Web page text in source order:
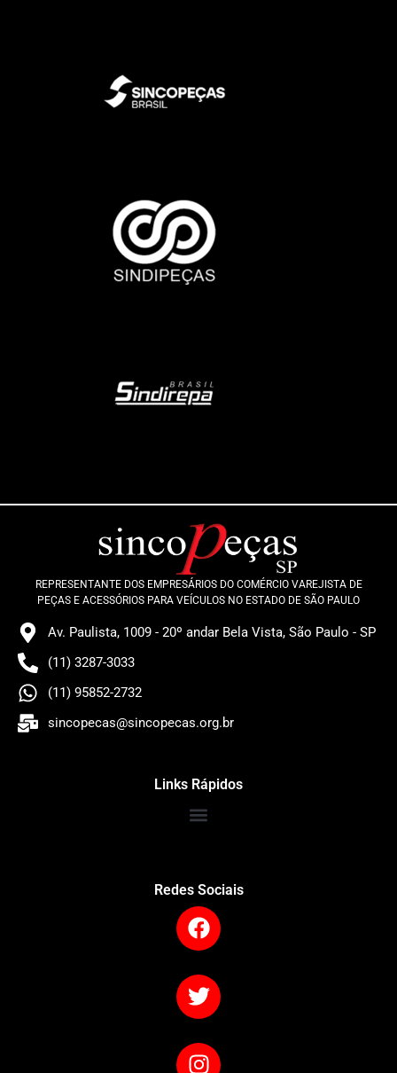
REPRESENTANTE DOS EMPRESÁRIOS DO COMÉRCIO VAREJISTA DE
PEÇAS E ACESSÓRIOS PARA VEÍCULOS NO ESTADO DE SÃO PAULO
Av. Paulista, 1009 - 20º andar Bela Vista, São Paulo - SP
(11) 3287-3033
(11) 95852-2732
sincopecas@sincopecas.org.br
Links Rápidos
Redes Sociais